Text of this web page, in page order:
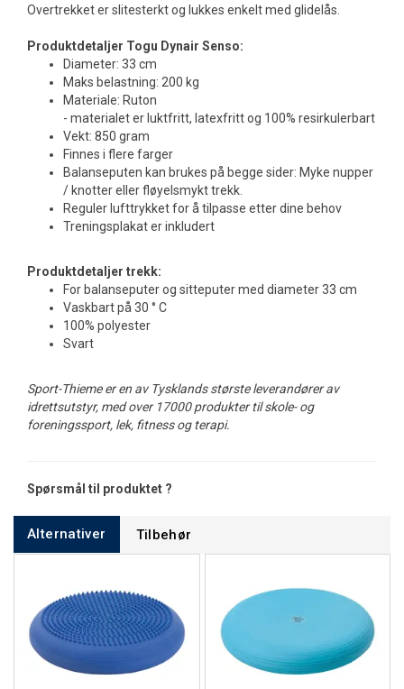
Overtrekket er slitesterkt og lukkes enkelt med glidelås.
Produktdetaljer Togu Dynair Senso:
Diameter: 33 cm
Maks belastning: 200 kg
Materiale: Ruton
- materialet er luktfritt, latexfritt og 100% resirkulerbart
Vekt: 850 gram
Finnes i flere farger
Balanseputen kan brukes på begge sider: Myke nupper
/ knotter eller fløyelsmykt trekk.
Reguler lufttrykket for å tilpasse etter dine behov
Treningsplakat er inkludert
Produktdetaljer trekk:
For balanseputer og sitteputer med diameter 33 cm
Vaskbart på 30 ° C
100% polyester
Svart
Sport-Thieme er en av Tysklands største leverandører av
idrettsutstyr, med over 17000 produkter til skole- og
foreningssport, lek, fitness og terapi.
Spørsmål til produktet ?
Alternativer Tilbehør